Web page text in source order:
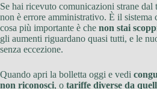
Se hai ricevuto comunicazioni strane
non è errore amministrativo. È il sistema
cosa più importante è che non stai
gli aumenti riguardano quasi tutti, e le
senza eccezione.
Quando apri la bolletta oggi e vedi
non riconosci, o tariffe diverse da